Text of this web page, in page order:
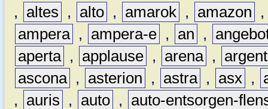
,
altes , alto , amarok , amazon
ampera , ampera-e , an ,
aperta , applause , arena ,
ascona , asterion , astra , asx ,
,
auris , auto ,
auto-entsorgen-